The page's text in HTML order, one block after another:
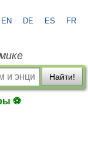
EN DE ES FR
Найти!
⚽